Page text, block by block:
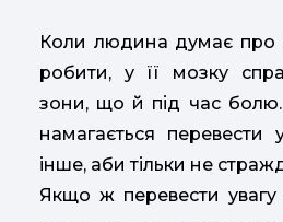
Коли людина думає
робити, у її мозку
зони, що й під час болю.
намагається
інше, аби тільки не
Якщо ж перевести